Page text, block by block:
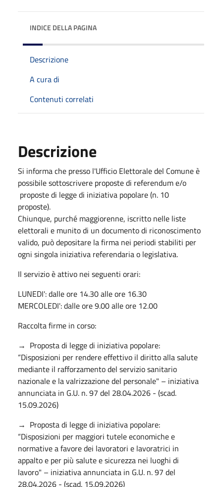
INDICE DELLA PAGINA
Descrizione
A cura di
Contenuti correlati
Descrizione
Si informa che presso l'Ufficio Elettorale del Comune è
possibile sottoscrivere proposte di referendum e/o
proposte di legge di iniziativa popolare (n. 10
proposte).
Chiunque, purché maggiorenne, iscritto nelle liste
elettorali e munito di un documento di riconoscimento
valido, può depositare la firma nei periodi stabiliti per
ogni singola iniziativa referendaria o legislativa.
Il servizio è attivo nei seguenti orari:
LUNEDI': dalle ore 14.30 alle ore 16.30
MERCOLEDI': dalle ore 9.00 alle ore 12.00
Raccolta firme in corso:
→ Proposta di legge di iniziativa popolare:
“Disposizioni per rendere effettivo il diritto alla salute
mediante il rafforzamento del servizio sanitario
nazionale e la valrizzazione del personale" – iniziativa
annunciata in G.U. n. 97 del 28.04.2026 - (scad.
15.09.2026)
→ Proposta di legge di iniziativa popolare:
“Disposizioni per maggiori tutele economiche e
normative a favore dei lavoratori e lavoratrici in
appalto e per più salute e sicurezza nei luoghi di
lavoro" – iniziativa annunciata in G.U. n. 97 del
28.04.2026 - (scad. 15.09.2026)